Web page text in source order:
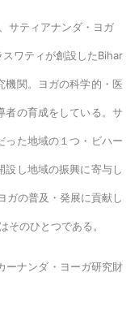
サティアナンダ・ヨガ
ワティが創設したBihar
機関。ヨガの科学的・医
者の育成をしている。サ
った地域の１つ・ビハー
設し地域の振興に寄与し
ガの普及・発展に貢献し
そのひとつである。
ーナンダ・ヨーガ研究財